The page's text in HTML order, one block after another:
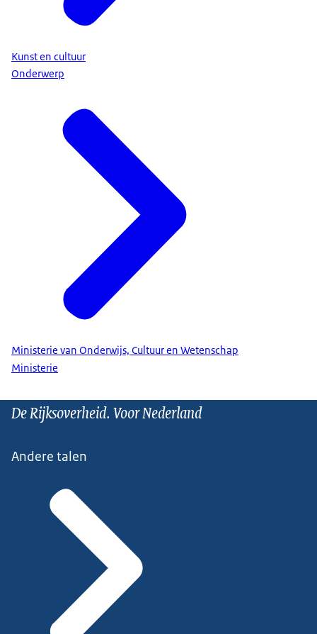
Kunst en cultuur
Onderwerp
Ministerie van Onderwijs, Cultuur en Wetenschap
Ministerie
De Rijksoverheid. Voor Nederland
Andere talen